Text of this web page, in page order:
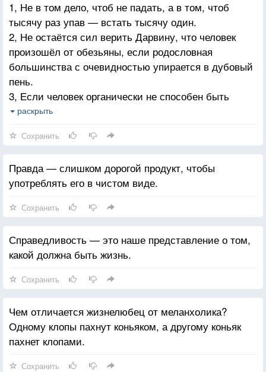
1, Не в том дело, чтоб не падать, а в том, чтоб
тысячу раз упав — встать тысячу один.
2, Не остаётся сил верить Дарвину, что человек
произошёл от обезьяны, если родословная
большинства с очевидностью упирается в дубовый
пень.
3, Если человек органически не способен быть
свободным, и с приходом свободы выдумывает
и привычнее, и спокойнее, и понятнее, — то там
ему и место, и жалеть его не надо. И слушать
незачем, и верить нельзя.
раскрыть
Сохранить
Правда — слишком дорогой продукт, чтобы
употреблять его в чистом виде.
Сохранить
Справедливость — это наше представление о том,
какой должна быть жизнь.
Сохранить
Чем отличается жизнелюбец от меланхолика?
Одному клопы пахнут коньяком, а другому коньяк
пахнет клопами.
Сохранить